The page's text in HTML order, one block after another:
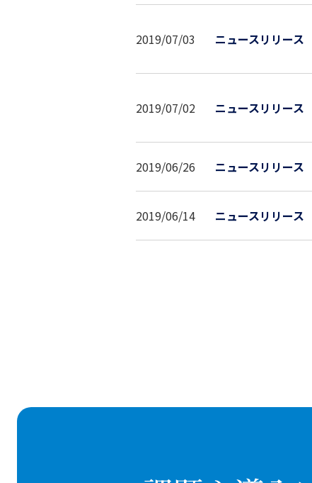
2019/07/03 ニュースリリース
2019/07/02 ニュースリリース
2019/06/26 ニュースリリース
2019/06/14 ニュースリリース